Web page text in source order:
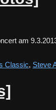
am
Classic, Steve